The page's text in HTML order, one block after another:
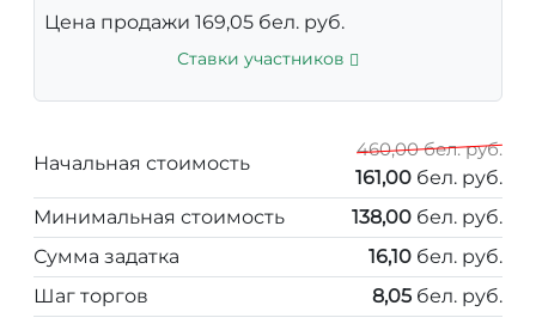
Цена продажи 169,05 бел. руб.
Ставки участников
Начальная стоимость
460,00 бел. руб.
161,00 бел. руб.
Минимальная стоимость
138,00 бел. руб.
Сумма задатка
16,10 бел. руб.
Шаг торгов
8,05 бел. руб.